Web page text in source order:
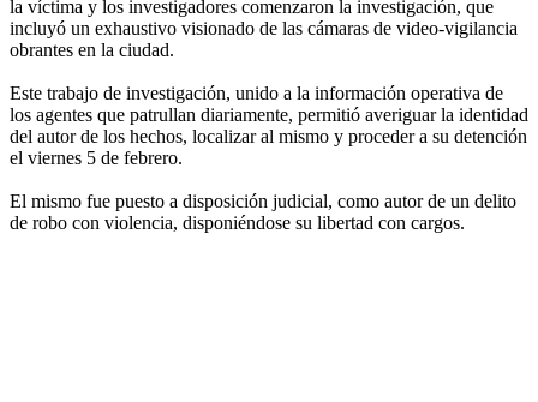
la víctima y los investigadores comenzaron la investigación, que
incluyó un exhaustivo visionado de las cámaras de video-vigilancia
obrantes en la ciudad.
Este trabajo de investigación, unido a la información operativa de
los agentes que patrullan diariamente, permitió averiguar la identidad
del autor de los hechos, localizar al mismo y proceder a su detención
el viernes 5 de febrero.
El mismo fue puesto a disposición judicial, como autor de un delito
de robo con violencia, disponiéndose su libertad con cargos.